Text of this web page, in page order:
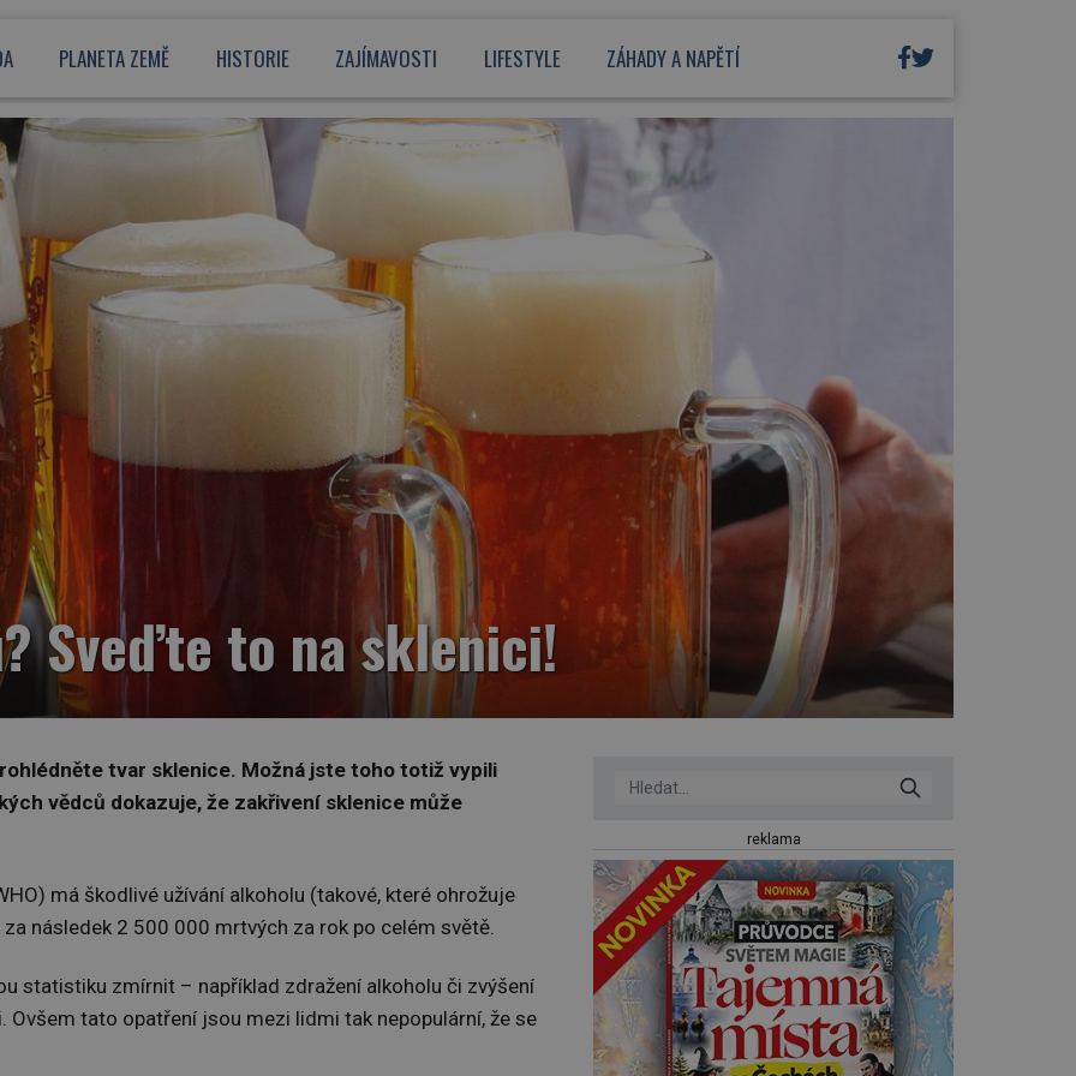
PLANETA ZEMĚ HISTORIE ZAJÍMAVOSTI LIFESTYLE ZÁHADY A NAPĚTÍ
Sveďte to na sklenici!
tvar sklenice. Možná jste toho totiž vypili
vědců dokazuje, že zakřivení sklenice může
má škodlivé užívání alkoholu (takové, které ohrožuje
následek 2 500 000 mrtvých za rok po celém světě.
statistiku zmírnit – například zdražení alkoholu či zvýšení
Ovšem tato opatření jsou mezi lidmi tak nepopulární, že se
reklama